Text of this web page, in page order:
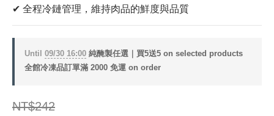
✔ 全程冷鏈管理，維持肉品的鮮度與品質
Until 09/30 16:00 純醃製任選｜買5送5 on selected products
全館冷凍品訂單滿 2000 免運 on order
NT$242